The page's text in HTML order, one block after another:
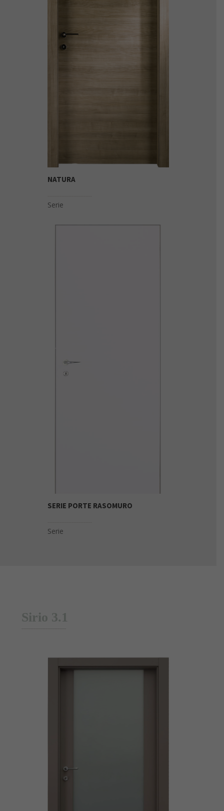
NATURA
SERIE PORTE RASOMURO
Sirio 3.1